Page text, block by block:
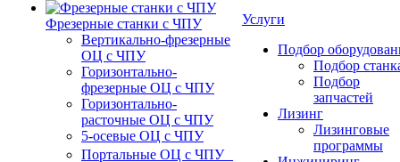
Фрезерные станки с ЧПУ
Вертикально-фрезерные
ОЦ с ЧПУ
Горизонтально-
фрезерные ОЦ с ЧПУ
Горизонтально-
расточные ОЦ с ЧПУ
5-осевые ОЦ с ЧПУ
Портальные ОЦ с ЧПУ
Услуги
Подбор
Подбор
Подбор
запчастей
Лизинг
Лизинговые
программы